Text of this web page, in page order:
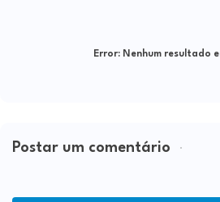
Error: Nenhum resultado
Postar um comentário